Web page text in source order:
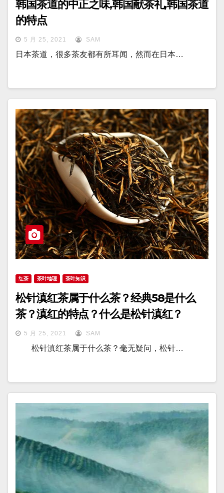
韩国茶道的中正之味,韩国献茶礼,韩国茶道
的特点
5 月 25, 2021 SAM
日本茶道，很多茶友都有所耳闻，然而在日本…
红茶 茶叶地理 茶叶知识
松针滇红茶属于什么茶？经典58是什么
茶？滇红的特点？什么是松针滇红？
5 月 25, 2021 SAM
松针滇红茶属于什么茶？毫无疑问，松针…